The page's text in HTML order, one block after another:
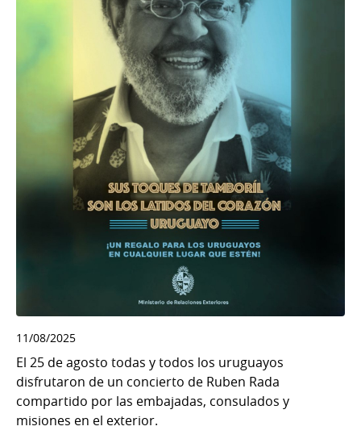
11/08/2025
El 25 de agosto todas y todos los uruguayos
disfrutaron de un concierto de Ruben Rada
compartido por las embajadas, consulados y
misiones en el exterior.